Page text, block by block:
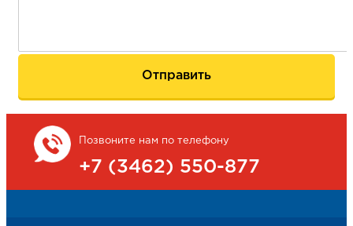
Позвоните нам по телефону
+7 (3462) 550-877